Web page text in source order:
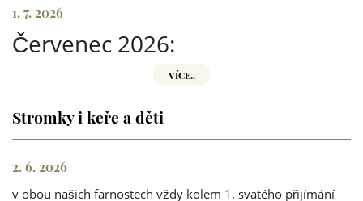
1. 7. 2026
Červenec 2026:
VÍCE..
Stromky i keře a děti
2. 6. 2026
v obou našich farnostech vždy kolem 1. svatého přijímání